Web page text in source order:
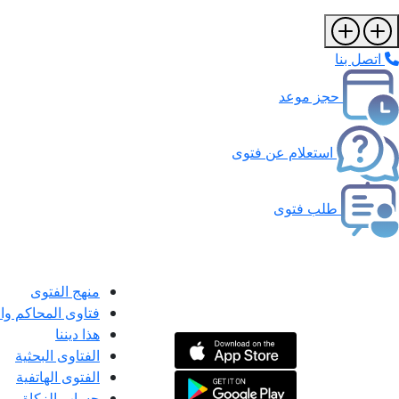
اتصل بنا
حجز موعد
استعلام عن فتوى
طلب فتوى
منهج الفتوى
فتاوى المحاكم
هذا ديننا
الفتاوى البحثية
الفتوى الهاتفية